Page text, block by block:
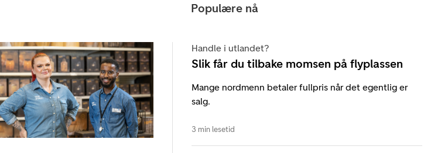
Populære nå
Handle i utlandet?
Slik får du tilbake momsen på flyplassen
Mange nordmenn betaler fullpris når det egentlig er
salg.
3 min lesetid